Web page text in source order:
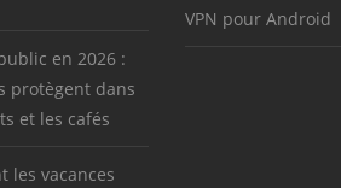
en 2026 :
protègent dans
et les cafés
les vacances
VPN pour Android